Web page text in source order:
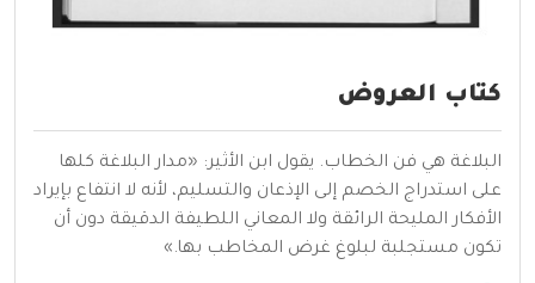
كتاب العروض
البلاغة هي فن الخطاب. يقول ابن الأثير: «مدار البلاغة كلها
على استدراج الخصم إلى الإذعان والتسليم، لأنه لا انتفاع بإيراد
الأفكار المليحة الرائقة ولا المعاني اللطيفة الدقيقة دون أن
تكون مستجلبة لبلوغ غرض المخاطب بها.»